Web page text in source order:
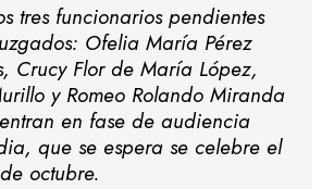
tres funcionarios pendientes
Ofelia María Pérez
Crucy Flor de María López,
y Romeo Rolando Miranda
en fase de audiencia
que se espera se celebre el
octubre.